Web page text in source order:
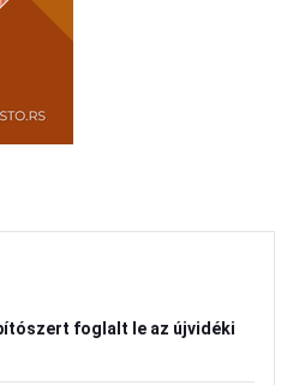
foglalt le az újvidéki